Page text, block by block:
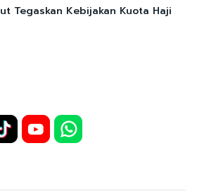
Tegaskan Kebijakan Kuota Haji